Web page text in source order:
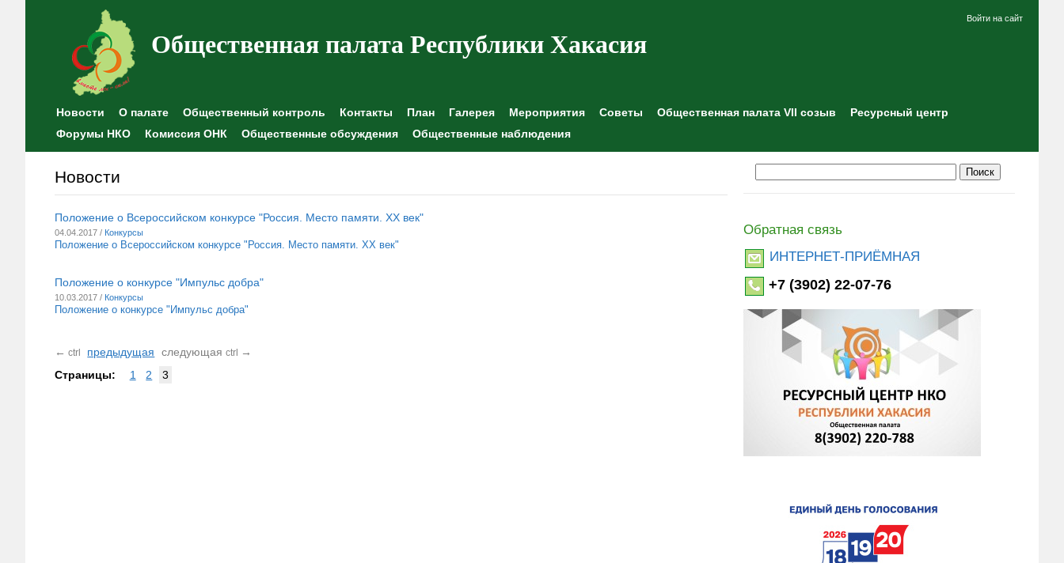
Общественная палата Республики Хакасия
Войти на сайт
Новости О палате Общественный контроль Контакты План Галерея Мероприятия Советы Общественная палата VII созыв
Ресурсный центр
Форумы НКО
Комиссия ОНК Общественные обсуждения Общественные наблюдения
Новости
Положение о Всероссийском конкурсе "Россия. Место памяти. ХХ век"
04.04.2017 / Конкурсы
Положение о Всероссийском конкурсе "Россия. Место памяти. ХХ век"
Положение о конкурсе "Импульс добра"
10.03.2017 / Конкурсы
Положение о конкурсе "Импульс добра"
← ctrl предыдущая следующая ctrl
→
Страницы:
1 2 3
Обратная связь
ИНТЕРНЕТ-ПРИЁМНАЯ
+7 (3902) 22-07-76